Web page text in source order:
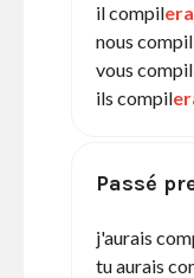
il compil
nous compil
vous compil
ils compil
Passé
j'aurais
tu aurais